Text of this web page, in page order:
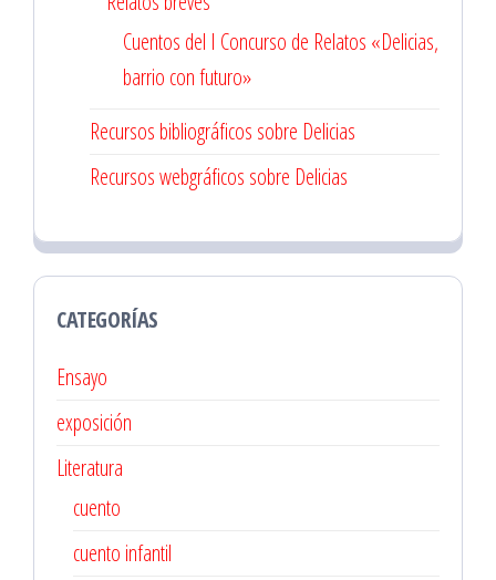
Cuentos del I Concurso de Relatos «Delicias,
barrio con futuro»
Recursos bibliográficos sobre Delicias
Recursos webgráficos sobre Delicias
CATEGORÍAS
Ensayo
exposición
Literatura
cuento
cuento infantil